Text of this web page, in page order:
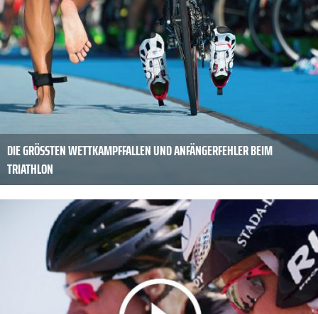
DIE GRÖSSTEN WETTKAMPFFALLEN UND ANFÄNGERFEHLER BEIM T
RIATHLON